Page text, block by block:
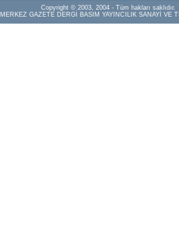
Copyright © 2003, 2004 - Tüm hakları saklıdır.
MERKEZ GAZETE DERGİ BASIM YAYINCILIK SANAYİ VE